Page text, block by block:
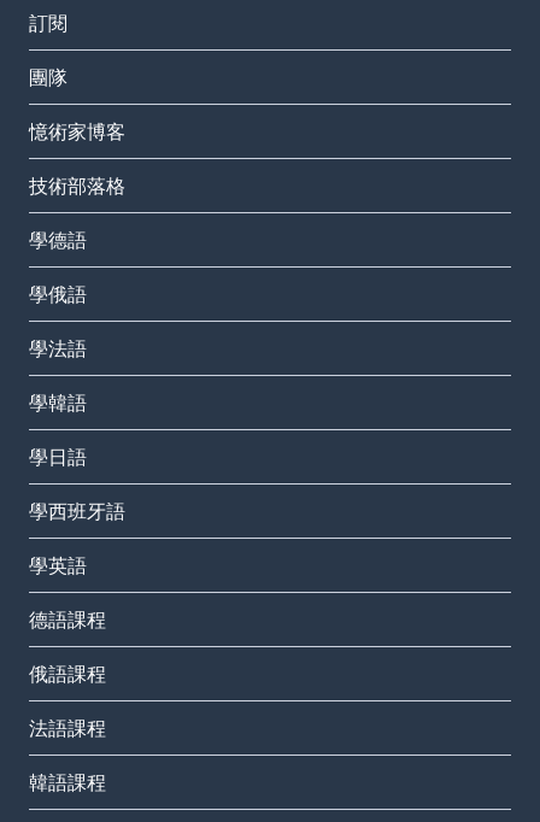
訂閱
團隊
憶術家博客
技術部落格
學德語
學俄語
學法語
學韓語
學日語
學西班牙語
學英語
德語課程
俄語課程
法語課程
韓語課程